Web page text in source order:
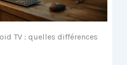
TV : quelles différences